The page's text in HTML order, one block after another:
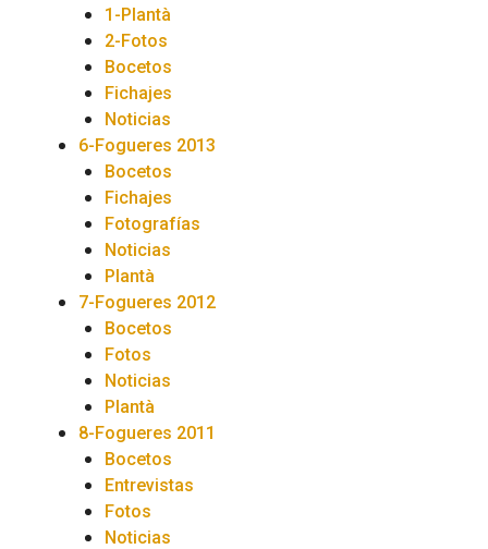
1-Plantà
2-Fotos
Bocetos
Fichajes
Noticias
6-Fogueres 2013
Bocetos
Fichajes
Fotografías
Noticias
Plantà
7-Fogueres 2012
Bocetos
Fotos
Noticias
Plantà
8-Fogueres 2011
Bocetos
Entrevistas
Fotos
Noticias